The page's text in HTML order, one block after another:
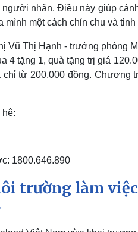
nhận. Điều này giúp
một cách chỉn chu và tinh
Thị Hạnh - trưởng phòng
4 tặng 1, quà tặng trị giá
chỉ từ 200.000 đồng. Chương
1800.646.890
trường làm